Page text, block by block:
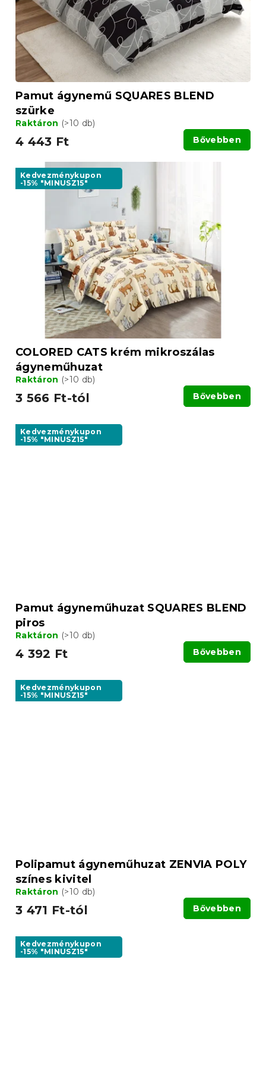
Pamut ágynemű SQUARES BLEND
szürke
Raktáron (>10 db)
4 443 Ft Bővebben
Kedvezménykupon
-15% "MINUSZ15"
COLORED CATS krém mikroszálas
ágyneműhuzat
Raktáron (>10 db)
3 566 Ft-tól Bővebben
Kedvezménykupon
-15% "MINUSZ15"
Pamut ágyneműhuzat SQUARES BLEND
piros
Raktáron (>10 db)
4 392 Ft Bővebben
Kedvezménykupon
-15% "MINUSZ15"
Polipamut ágyneműhuzat ZENVIA POLY
színes kivitel
Raktáron (>10 db)
3 471 Ft-tól Bővebben
Kedvezménykupon
-15% "MINUSZ15"